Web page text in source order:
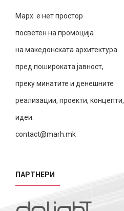
Марх е нет простор
посветен на промоција
на македонската архитектура
пред пошироката јавност,
преку минатите и денешните
реализации, проекти, концепти,
идеи.
contact@marh.mk
ПАРТНЕРИ